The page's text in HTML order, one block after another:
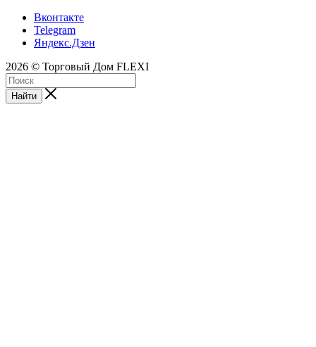
Вконтакте
Telegram
Яндекс.Дзен
2026 © Торговый Дом FLEXI
Найти